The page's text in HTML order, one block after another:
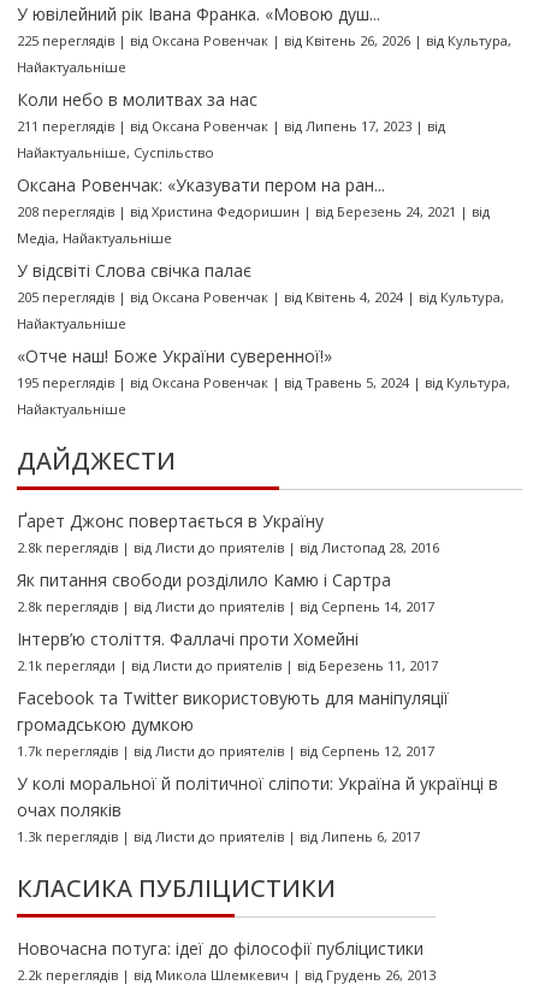
У ювілейний рік Івана Франка. «Мовою душ...
225 переглядів| від Оксана Ровенчак| від Квітень 26, 2026| від Культура,
Найактуальніше
Коли небо в молитвах за нас
211 переглядів| від Оксана Ровенчак| від Липень 17, 2023| від
Найактуальніше, Суспільство
Оксана Ровенчак: «Указувати пером на ран...
208 переглядів| від Христина Федоришин | від Березень 24, 2021 | від
Медіа, Найактуальніше
У відсвіті Слова свічка палає
205 переглядів| від Оксана Ровенчак| від Квітень 4, 2024| від Культура,
Найактуальніше
«Отче наш! Боже України суверенної!»
195 переглядів| від Оксана Ровенчак| від Травень 5, 2024| від Культура,
Найактуальніше
ДАЙДЖЕСТИ
Ґарет Джонс повертається в Україну
2.8k переглядів| від Листи до приятелів| від Листопад 28, 2016
Як питання свободи розділило Камю і Сартра
2.8k переглядів| від Листи до приятелів| від Серпень 14, 2017
Інтерв’ю століття. Фаллачі проти Хомейні
2.1k перегляди | від Листи до приятелів| від Березень 11, 2017
Facebook та Twitter використовують для маніпуляції
громадською думкою
1.7k переглядів| від Листи до приятелів| від Серпень 12, 2017
У колі моральної й політичної сліпоти: Україна й українці в
очах поляків
1.3k переглядів| від Листи до приятелів| від Липень 6, 2017
КЛАСИКА ПУБЛІЦИСТИКИ
Новочасна потуга: ідеї до філософії публіцистики
2.2k переглядів| від Микола Шлемкевич | від Грудень 26, 2013